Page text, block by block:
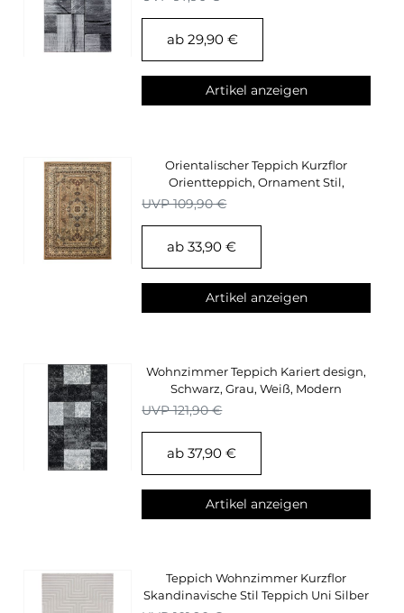
ab 29,90 €
Artikel anzeigen
Orientalischer Teppich Kurzflor
Orientteppich, Ornament Stil,
Wohnzimmerteppich
UVP 109,90 €
ab 33,90 €
Artikel anzeigen
Wohnzimmer Teppich Kariert design,
Schwarz, Grau, Weiß, Modern
Konturenschnitt
UVP 121,90 €
ab 37,90 €
Artikel anzeigen
Teppich Wohnzimmer Kurzflor
Skandinavische Stil Teppich Uni Silber